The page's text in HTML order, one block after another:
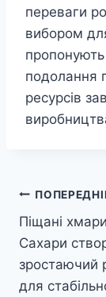
переваги
вибором
подолання
ресурсів
записів
Піщані
Сахари
зростаючий
для